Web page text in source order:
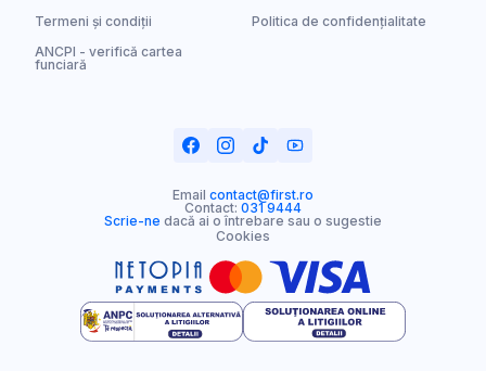
Termeni și condiții
Politica de confidențialitate
ANCPI - verifică cartea
funciară
Email contact@first.ro
Contact: 031 9444
Scrie-ne dacă ai o întrebare sau o sugestie
Cookies